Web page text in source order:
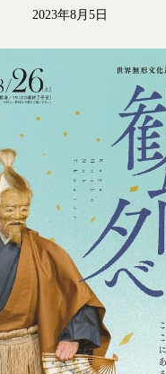
2023年8月5日